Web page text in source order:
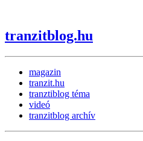
tranzitblog.hu
magazin
tranzit.hu
tranztiblog téma
videó
tranzitblog archív